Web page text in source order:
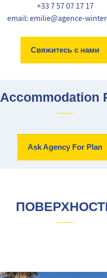
+33 7 57 07 17 17
email: emilie@agence-
Свяжитесь с нами
Accommodation
Ask Agency For Plan